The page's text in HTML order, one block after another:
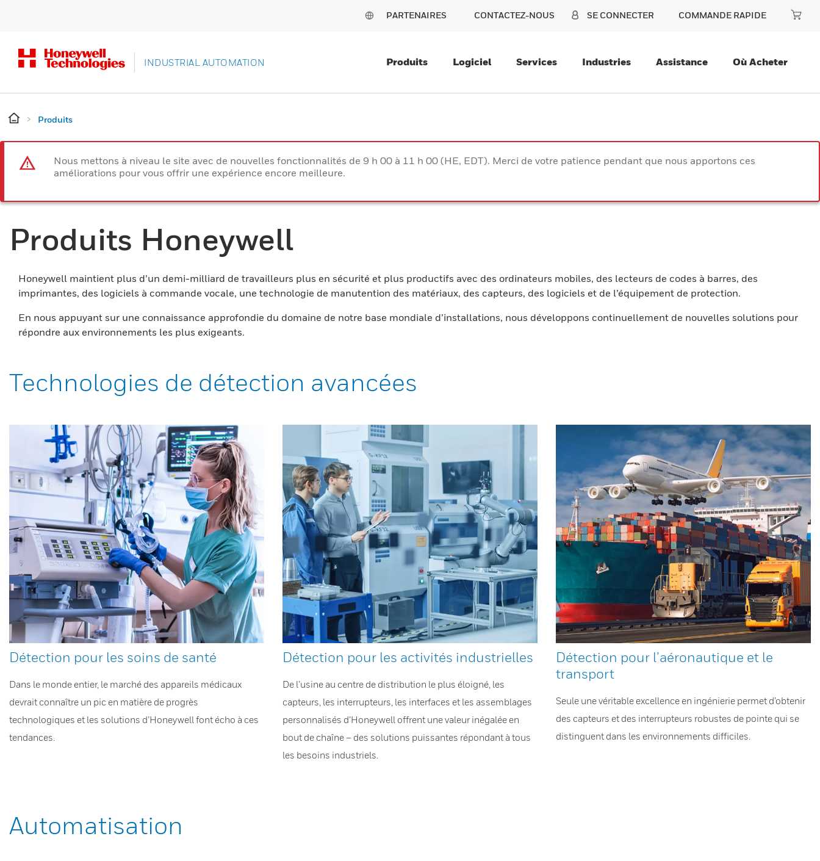
PARTENAIRES CONTACTEZ-NOUS SE CONNECTER COMMANDE RAPIDE
INDUSTRIAL AUTOMATION Produits Logiciel Services Industries Assistance Où Acheter
Produits
Nous mettons à niveau le site avec de nouvelles fonctionnalités de 9 h 00 à 11 h 00 (HE, EDT). Merci de votre patience pendant que nous apportons ces
améliorations pour vous offrir une expérience encore meilleure.
Produits Honeywell
Honeywell maintient plus d’un demi-milliard de travailleurs plus en sécurité et plus productifs avec des ordinateurs mobiles, des lecteurs de codes à barres, des
imprimantes, des logiciels à commande vocale, une technologie de manutention des matériaux, des capteurs, des logiciels et de l’équipement de protection.
En nous appuyant sur une connaissance approfondie du domaine de notre base mondiale d’installations, nous développons continuellement de nouvelles solutions pour
répondre aux environnements les plus exigeants.
Technologies de détection avancées
Détection pour les soins de santé
Dans le monde entier, le marché des appareils médicaux
devrait connaître un pic en matière de progrès
technologiques et les solutions d’Honeywell font écho à ces
tendances.
Détection pour les activités industrielles
De l’usine au centre de distribution le plus éloigné, les
capteurs, les interrupteurs, les interfaces et les assemblages
personnalisés d’Honeywell offrent une valeur inégalée en
bout de chaîne – des solutions puissantes répondant à tous
les besoins industriels.
Détection pour l’aéronautique et le
transport
Seule une véritable excellence en ingénierie permet d’obtenir
des capteurs et des interrupteurs robustes de pointe qui se
distinguent dans les environnements difficiles.
Automatisation